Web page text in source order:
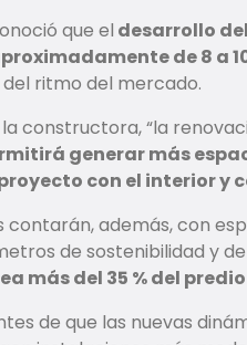
que el desarrollo
de 8 a
ritmo del mercado.
constructora, “la
generar más
con el interior y
contarán, además, con
de sostenibilidad y
más del 35 % del
de que las nuevas